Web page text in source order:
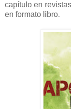
capítulo en
en formato libro.